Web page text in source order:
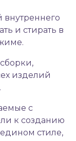
внутреннего
и стирать в
изделий
с
к созданию
стиле,